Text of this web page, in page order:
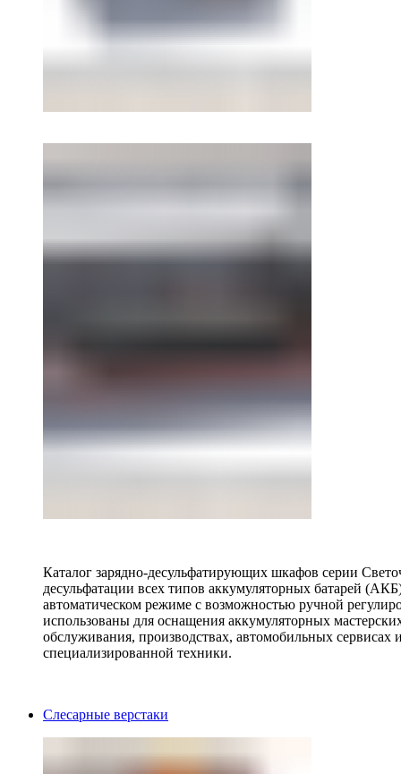
Каталог зарядно-десульфатирующих шкафов серии
десульфатации всех типов аккумуляторных батарей
автоматическом режиме с возможностью ручной
использованы для оснащения аккумуляторных
обслуживания, производствах, автомобильных
специализированной техники.
Слесарные верстаки